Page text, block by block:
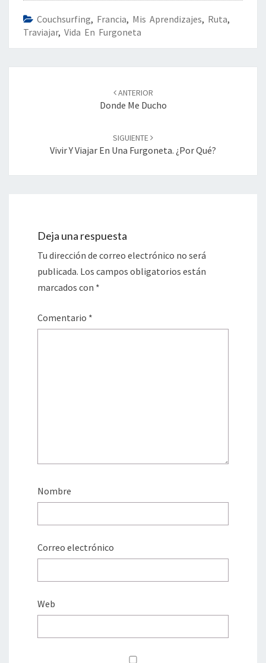
Couchsurfing, Francia, Mis Aprendizajes, Ruta,
Traviajar, Vida En Furgoneta
ANTERIOR
Donde Me Ducho
SIGUIENTE
Vivir Y Viajar En Una Furgoneta. ¿Por Qué?
Deja una respuesta
Tu dirección de correo electrónico no será
publicada. Los campos obligatorios están
marcados con *
Comentario *
Nombre
Correo electrónico
Web